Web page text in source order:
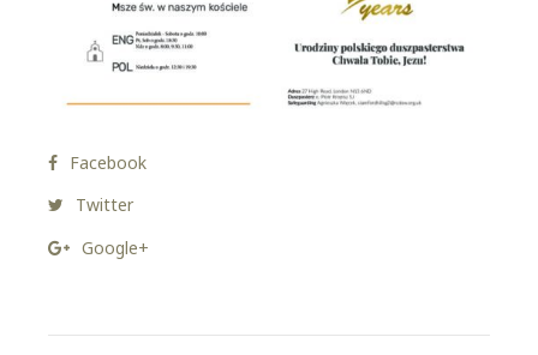
Facebook
Twitter
Google+